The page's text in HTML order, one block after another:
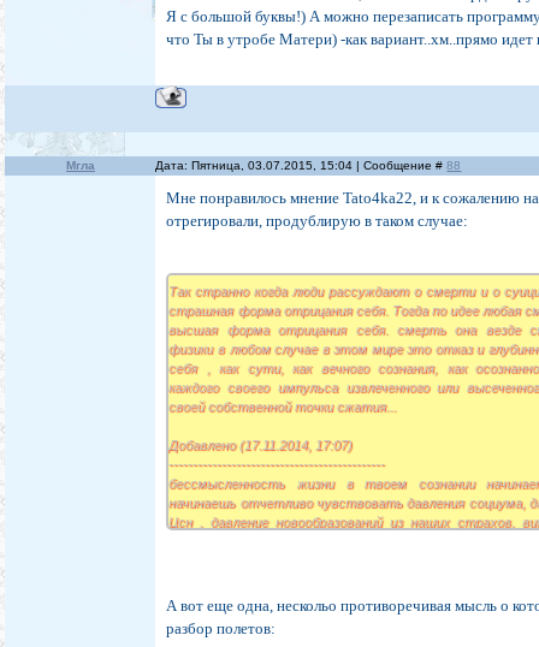
Я с большой буквы!) А можно перезаписать
что Ты в утробе Матери) -как вариант..хм..прямо
Мгла Дата: Пятница, 03.07.2015, 15:04 | Сообщение #88
Мне понравилось мнение Tato4ka22, и к сожалению
отрегировали, продублирую в таком случае:
Так странно когда люди рассуждают о смерти и о
страшная форма отрицания себя. Тогда по идее любая
высшая форма отрицания себя. смерть она везде
физики в любом случае в этом мире это отказ и
себя , как сути, как вечного сознания, как
каждого своего импульса извлеченного или
своей собственной точки сжатия...
Добавлено (17.11.2014, 17:07)
---------------------------------------------
бессмысленность жизни в твоем сознании
начинаешь отчетливо чувствовать давления социума,
Цсн , давление новообразований из наших страхов,
сложной системы и жить по своему
восприятие приходит глубинное желание свалить
когда еще начинаешь осознавать себя в других
А вот еще одна, нескольо противоречивая мысль о
разбор полетов: